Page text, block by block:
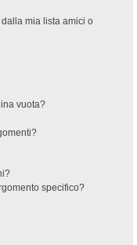
mia lista amici o
vuota?
specifico?